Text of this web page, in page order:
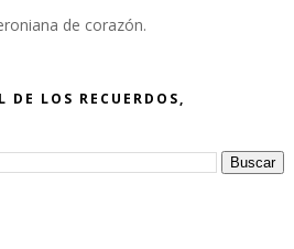
de corazón.
DE LOS RECUERDOS,